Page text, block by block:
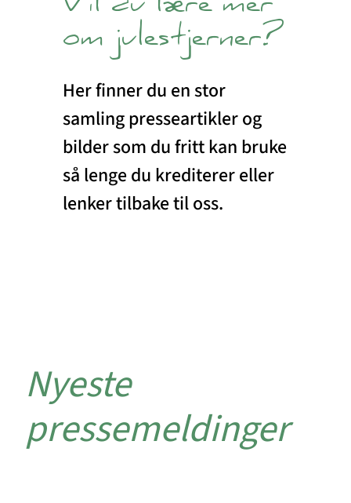
Vil du lære mer
om julestjerner?
Her finner du en stor
samling presseartikler og
bilder som du fritt kan bruke
så lenge du krediterer eller
lenker tilbake til oss.
Nyeste
pressemeldinger